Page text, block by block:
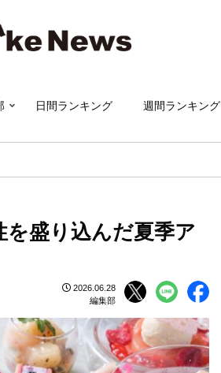
日間ランキング 週間ランキング
を盛り込んだ夏季ア
2026.06.28
編集部